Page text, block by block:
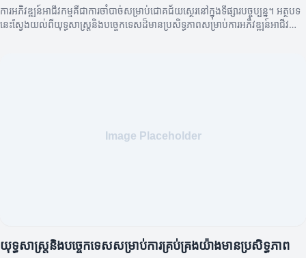
ការអភិវឌ្ឍន៍អាជីវកម្មគឺជាការចាំបាច់សម្រាប់ជោគជ័យស្ថេរនៅក្នុងទីផ្សារបច្ចុប្បន្ន។ អត្ថបទ
នេះស្វែងយល់ពីយុទ្ធសាស្រ្តនិងបច្ចេកទេសដ៏មានប្រសិទ្ធភាពសម្រាប់ការអភិវឌ្ឍន៍អាជីវ
យុទ្ធសាស្រ្តនិងបច្ចេកទេសសម្រាប់ការគ្រប់គ្រងយ៉ាងមានប្រសិទ្ធភាព